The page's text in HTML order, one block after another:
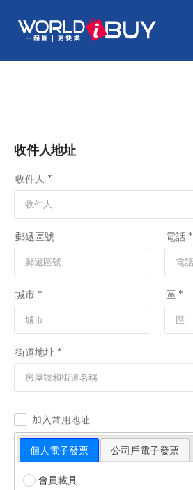
收件人地址
收件人 *
郵遞區號 電話 *
城市 * 區 *
街道地址 *
加入常用地址
個人電子發票 公司戶電子發票
會員載具